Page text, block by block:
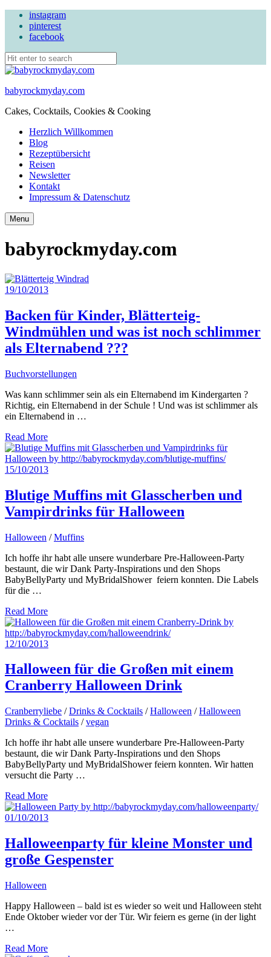
instagram
pinterest
facebook
babyrockmyday.com
Cakes, Cocktails, Cookies & Cooking
Herzlich Willkommen
Blog
Rezeptübersicht
Reisen
Newsletter
Kontakt
Impressum & Datenschutz
Search
Menu
babyrockmyday.com
19/10/2013
Backen für Kinder, Blätterteig-
Windmühlen und was ist noch schlimmer
als Elternabend ???
Buchvorstellungen
Was kann schlimmer sein als ein Elternabend im Kindergarten ?
Richtig, ein Elternabend in der Schule ! Und was ist schlimmer als
ein Elternabend in …
Read More
15/10/2013
Blutige Muffins mit Glasscherben und
Vampirdrinks für Halloween
Halloween /Muffins
Ich hoffe ihr habt alle unsere wunderbare Pre-Halloween-Party
bestaunt, die wir Dank Party-Inspirations und den Shops
BabyBellyParty und MyBridalShower feiern konnten. Die Labels
für die …
Read More
12/10/2013
Halloween für die Großen mit einem
Cranberry Halloween Drink
Cranberryliebe /Drinks & Cocktails /Halloween /Halloween
Drinks & Cocktails /vegan
Ich hoffe ihr habt alle unsere wunderbare Pre-Halloween-Party
bestaunt, die wir Dank Party-Inspirations und den Shops
BabyBellyParty und MyBridalShower feiern konnten. Wir hatten
versucht die Party …
Read More
01/10/2013
Halloweenparty für kleine Monster und
große Gespenster
Halloween
Happy Halloween – bald ist es wieder so weit und Halloween steht
Ende Oktober wieder vor der Tür. Wir feiern es gerne (in der light
…
Read More